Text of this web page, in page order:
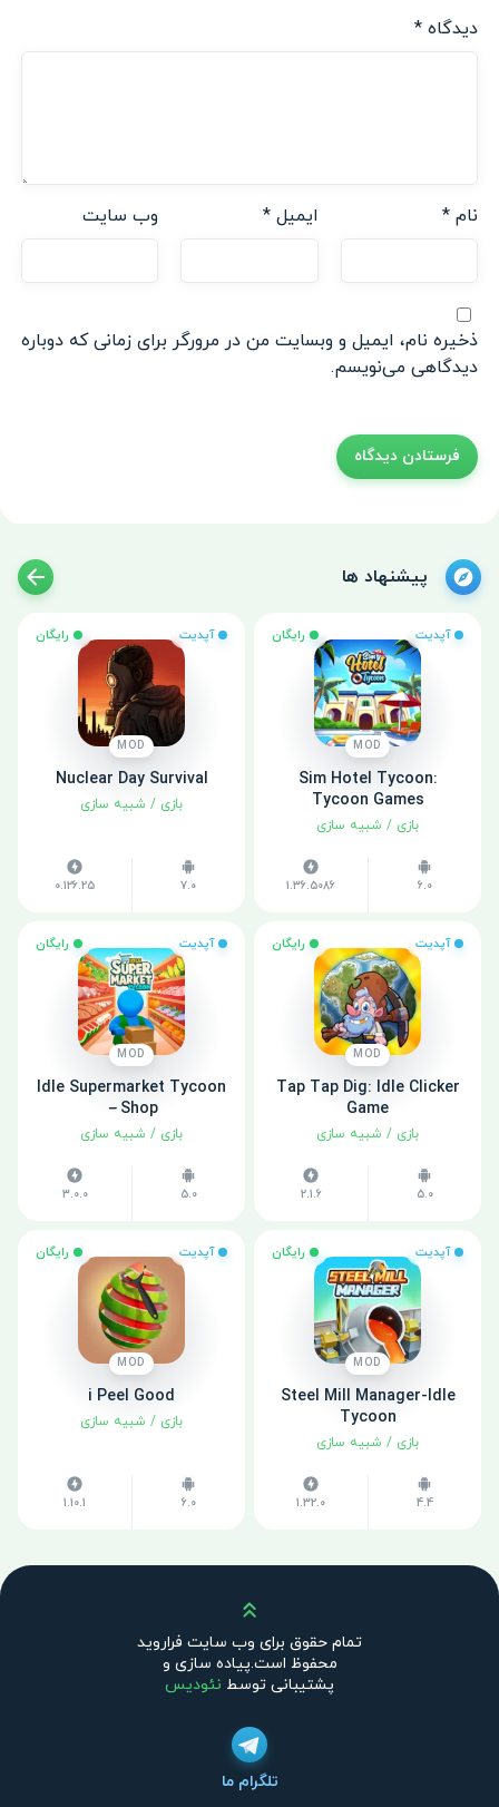
دیدگاه *
نام * ایمیل* وب‌ سایت
ذخیره نام، ایمیل و وبسایت من در مرورگر برای زمانی که دوباره
دیدگاهی می‌نویسم.
پیشنهاد ها
آپدیت رایگان
MOD
Sim Hotel Tycoon:
Tycoon Games
بازی / شبیه سازی
6.0
1.36.5086
آپدیت رایگان
MOD
Nuclear Day Survival
بازی / شبیه سازی
7.0
0.126.25
آپدیت رایگان
MOD
Tap Tap Dig: Idle Clicker
Game
بازی / شبیه سازی
5.0
2.1.6
آپدیت رایگان
MOD
Idle Supermarket Tycoon
－Shop
بازی / شبیه سازی
5.0
3.0.0
آپدیت رایگان
MOD
Steel Mill Manager-Idle
Tycoon
بازی / شبیه سازی
4.4
1.32.0
آپدیت رایگان
MOD
i Peel Good
بازی / شبیه سازی
6.0
1.10.1
بالا
تمام حقوق برای وب سایت فراروید
محفوظ است.پیاده سازی و
پشتیبانی توسط نئودیس
تلگرام ما